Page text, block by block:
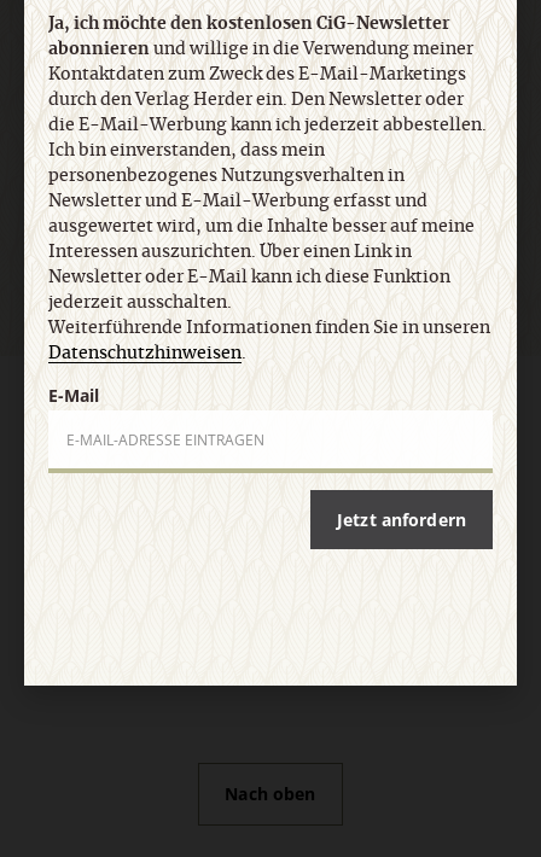
E-Mail
Jetzt anmelden
AGB und Widerrufsbelehrung
Nach oben
Ja, ich möchte den kostenlosen CiG-Newsletter
abonnierenund willige in die Verwendung meiner
Kontaktdaten zum Zweck des E-Mail-Marketings
durch den Verlag Herder ein. Den Newsletter oder
die E-Mail-Werbung kann ich jederzeit abbestellen.
Ich bin einverstanden, dass mein
personenbezogenes Nutzungsverhalten in
Newsletter und E-Mail-Werbung erfasst und
ausgewertet wird, um die Inhalte besser auf meine
Interessen auszurichten. Über einen Link in
Newsletter oder E-Mail kann ich diese Funktion
jederzeit ausschalten.
Weiterführende Informationen finden Sie in unseren
Datenschutzhinweisen.
E-Mail
Jetzt anfordern